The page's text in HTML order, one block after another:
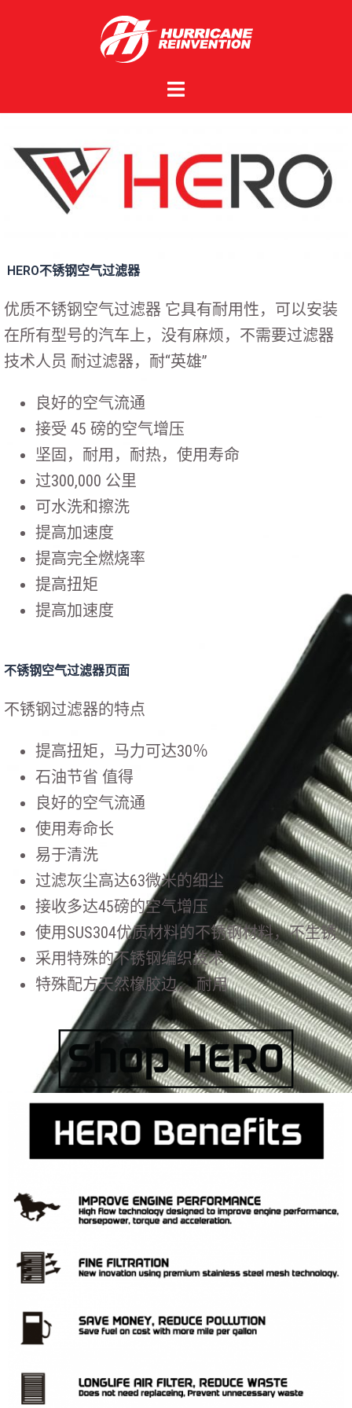
HERO不锈钢空气过滤器
优质不锈钢空气过滤器 它具有耐用性，可以安装
在所有型号的汽车上，没有麻烦，不需要过滤器
技术人员 耐过滤器，耐“英雄”
良好的空气流通
接受 45 磅的空气增压
坚固，耐用，耐热，使用寿命
过300,000 公里
可水洗和擦洗
提高加速度
提高完全燃烧率
提高扭矩
提高加速度
不锈钢空气过滤器页面
不锈钢过滤器的特点
提高扭矩，马力可达30％
石油节省 值得
良好的空气流通
使用寿命长
易于清洗
过滤灰尘高达63微米的细尘
接收多达45磅的空气增压
使用SUS304优质材料的不锈钢材料，不生锈
采用特殊的不锈钢编织技术
特殊配方天然橡胶边， 耐用